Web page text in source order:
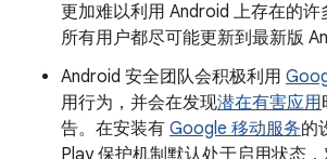
更加难以利用 Android 上存在的许
所有用户都尽可能更新到最新版
Android 安全团队会积极利用
用行为，并会在发现潜在有害应用
告。在安装有 Google 移动服务的
Play 保护机制默认处于启用状态